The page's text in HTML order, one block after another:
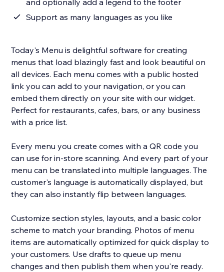
and optionally add a legend to the footer
Support as many languages as you like
Today's Menu is delightful software for creating
menus that load blazingly fast and look beautiful on
all devices. Each menu comes with a public hosted
link you can add to your navigation, or you can
embed them directly on your site with our widget.
Perfect for restaurants, cafes, bars, or any business
with a price list.
Every menu you create comes with a QR code you
can use for in-store scanning. And every part of your
menu can be translated into multiple languages. The
customer's language is automatically displayed, but
they can also instantly flip between languages.
Customize section styles, layouts, and a basic color
scheme to match your branding. Photos of menu
items are automatically optimized for quick display to
your customers. Use drafts to queue up menu
changes and then publish them when you're ready.